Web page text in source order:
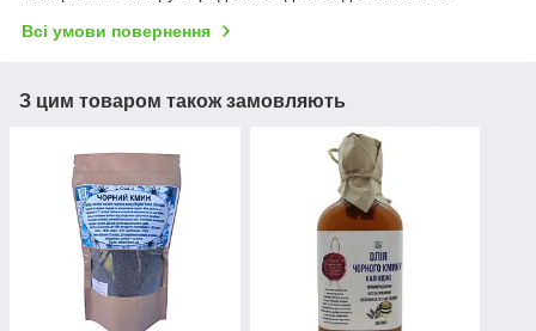
Всі умови повернення
З цим товаром також замовляють